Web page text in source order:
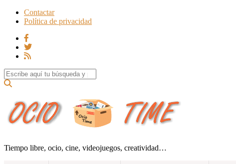
Contactar
Política de privacidad
Search for:
Tiempo libre, ocio, cine, videojuegos, creatividad…